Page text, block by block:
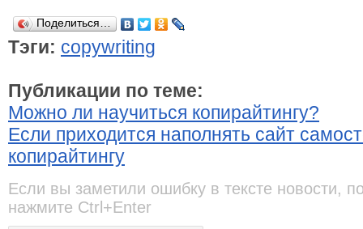
Поделиться…
Тэги: copywriting
Публикации по теме:
Можно ли научиться копирайтингу?
Если приходится наполнять сайт
копирайтингу
Если вы заметили ошибку в тексте новости,
нажмите Ctrl+Enter